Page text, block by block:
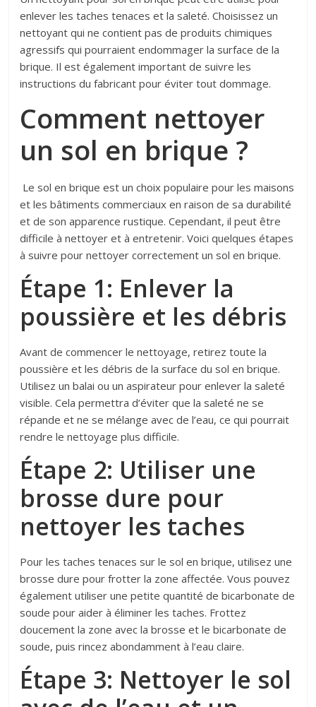
enlever les taches tenaces et la saleté. Choisissez un
nettoyant qui ne contient pas de produits chimiques
agressifs qui pourraient endommager la surface de la
brique. Il est également important de suivre les
instructions du fabricant pour éviter tout dommage.
Comment nettoyer
un sol en brique ?
Le sol en brique est un choix populaire pour les maisons
et les bâtiments commerciaux en raison de sa durabilité
et de son apparence rustique. Cependant, il peut être
difficile à nettoyer et à entretenir. Voici quelques étapes
à suivre pour nettoyer correctement un sol en brique.
Étape 1: Enlever la
poussière et les débris
Avant de commencer le nettoyage, retirez toute la
poussière et les débris de la surface du sol en brique.
Utilisez un balai ou un aspirateur pour enlever la saleté
visible. Cela permettra d’éviter que la saleté ne se
répande et ne se mélange avec de l’eau, ce qui pourrait
rendre le nettoyage plus difficile.
Étape 2: Utiliser une
brosse dure pour
nettoyer les taches
Pour les taches tenaces sur le sol en brique, utilisez une
brosse dure pour frotter la zone affectée. Vous pouvez
également utiliser une petite quantité de bicarbonate de
soude pour aider à éliminer les taches. Frottez
doucement la zone avec la brosse et le bicarbonate de
soude, puis rincez abondamment à l’eau claire.
Étape 3: Nettoyer le sol